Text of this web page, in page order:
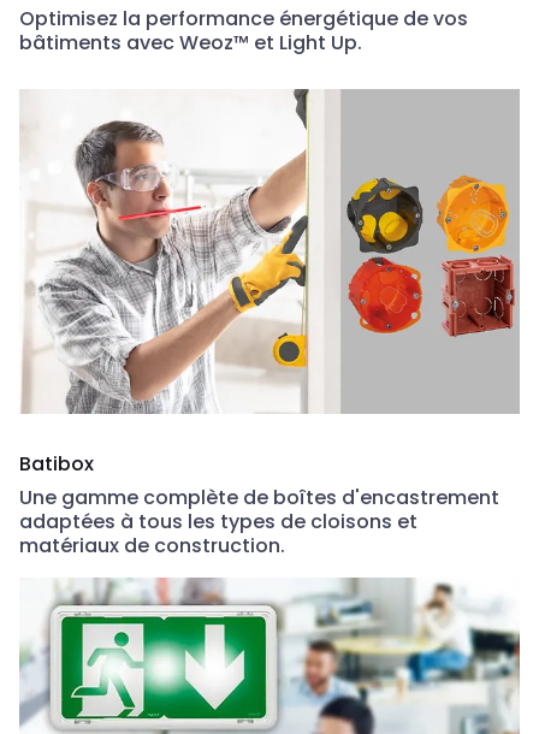
Optimisez la performance énergétique de vos
bâtiments avec Weoz™ et Light Up.
Batibox
Une gamme complète de boîtes d'encastrement
adaptées à tous les types de cloisons et
matériaux de construction.